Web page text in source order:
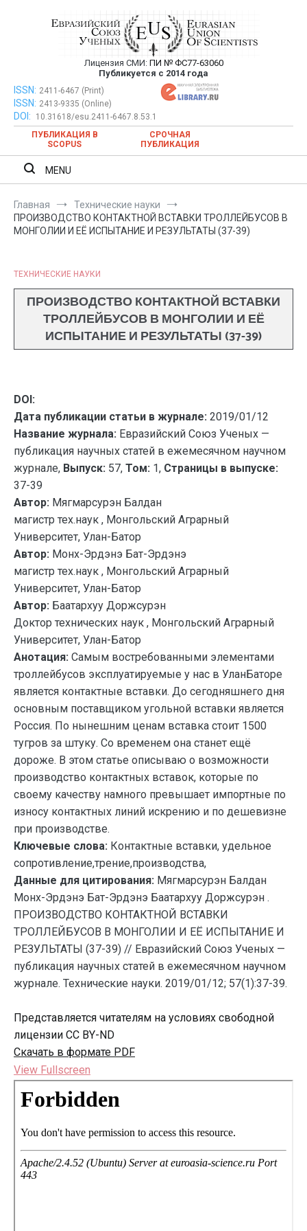
Евразийский Союз Ученых —
публикация научных статей в
ежемесячном научном журнале
Лицензия СМИ: ПИ № ФС77-63060
Публикуется с 2014 года
Евразийский Союз Ученых — публикация научных статей в
ежемесячном научном журнале
ISSN: 2411-6467 (Print)
ISSN: 2413-9335 (Online)
DOI:
10.31618/esu.2411-6467.8.53.1
ПУБЛИКАЦИЯ В
SCOPUS
СРОЧНАЯ
ПУБЛИКАЦИЯ
MENU
Главная
Технические науки
ПРОИЗВОДСТВО КОНТАКТНОЙ ВСТАВКИ ТРОЛЛЕЙБУСОВ В
МОНГОЛИИ И ЕЁ ИСПЫТАНИЕ И РЕЗУЛЬТАТЫ (37-39)
ТЕХНИЧЕСКИЕ НАУКИ
ПРОИЗВОДСТВО КОНТАКТНОЙ ВСТАВКИ
ТРОЛЛЕЙБУСОВ В МОНГОЛИИ И ЕЁ
ИСПЫТАНИЕ И РЕЗУЛЬТАТЫ (37-39)
DOI:
Дата публикации статьи в журнале: 2019/01/12
Название журнала: Евразийский Союз Ученых —
публикация научных статей в ежемесячном научном
журнале, Выпуск: 57, Том: 1, Страницы в выпуске:
37-39
Автор: Мягмарсурэн Балдан
магистр тех.наук , Монгольский Аграрный
Университет, Улан-Батор
Автор: Монх-Эрдэнэ Бат-Эрдэнэ
магистр тех.наук , Монгольский Аграрный
Университет, Улан-Батор
Автор: Баатархуу Доржсурэн
Доктор технических наук , Монгольский Аграрный
Университет, Улан-Батор
Анотация: Самым востребованными элементами
троллейбусов эксплуатируемые у нас в УланБаторе
является контактные вставки. До сегодняшнего дня
основным поставщиком угольной вставки является
Россия. По нынешним ценам вставка стоит 1500
тугров за штуку. Со временем она станет ещё
дороже. В этом статье описываю о возможности
производство контактных вставок, которые по
своему качеству намного превышает импортные по
износу контактных линий искрению и по дешевизне
при производстве.
Ключевые слова: Контактные вставки, удельное
сопротивление,трение,производства,
Данные для цитирования: Мягмарсурэн Балдан
Монх-Эрдэнэ Бат-Эрдэнэ Баатархуу Доржсурэн .
ПРОИЗВОДСТВО КОНТАКТНОЙ ВСТАВКИ
ТРОЛЛЕЙБУСОВ В МОНГОЛИИ И ЕЁ ИСПЫТАНИЕ И
РЕЗУЛЬТАТЫ (37-39) // Евразийский Союз Ученых —
публикация научных статей в ежемесячном научном
журнале. Технические науки. 2019/01/12; 57(1):37-39.
Представляется читателям на условиях свободной
лицензии CC BY-ND
Скачать в формате PDF
View Fullscreen
Перейти
содержимому